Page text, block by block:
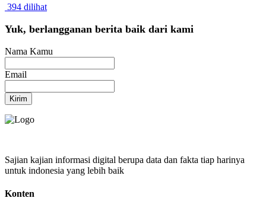
394 dilihat
Yuk, berlangganan berita baik dari kami
Nama Kamu
Email
Kirim
Sajian kajian informasi digital berupa data dan fakta tiap harinya
untuk indonesia yang lebih baik
Konten